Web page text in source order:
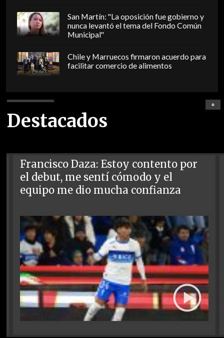
San Martín: "La oposición fue gobierno y
nunca levantó el tema del Fondo Común
Municipal"
Chile y Marruecos firmaron acuerdo para
facilitar comercio de alimentos
Destacados
+
Francisco Daza: Estoy contento por
el debut, me sentí cómodo y el
equipo me dio mucha confianza